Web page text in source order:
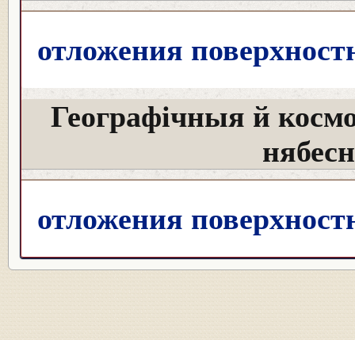
отложения
Географічныя й
отложения